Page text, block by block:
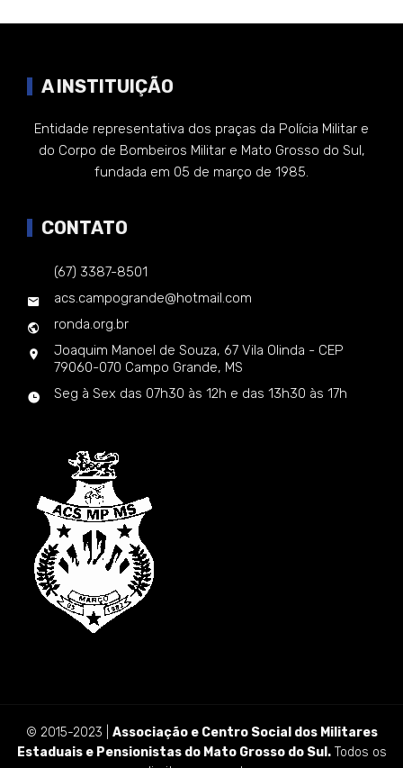
A INSTITUIÇÃO
Entidade representativa dos praças da Polícia Militar e
do Corpo de Bombeiros Militar e Mato Grosso do Sul,
fundada em 05 de março de 1985.
CONTATO
(67) 3387-8501
acs.campogrande@hotmail.com
ronda.org.br
Joaquim Manoel de Souza, 67 Vila Olinda - CEP
79060-070 Campo Grande, MS
Seg à Sex das 07h30 às 12h e das 13h30 às 17h
© 2015-2023 | Associação e Centro Social dos Militares
Estaduais e Pensionistas do Mato Grosso do Sul.Todos os